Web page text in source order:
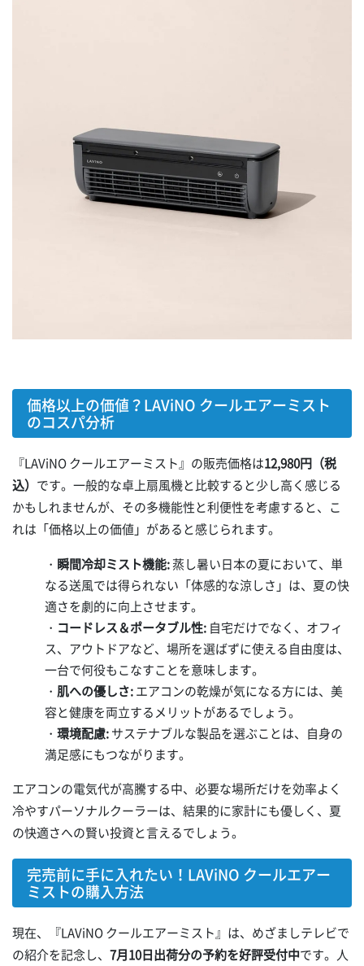
価格以上の価値？LAViNO クールエアーミスト
のコスパ分析
『LAViNO クールエアーミスト』の販売価格は12,980円（税
込） です。一般的な卓上扇風機と比較すると少し高く感じる
かもしれませんが、その多機能性と利便性を考慮すると、こ
れは「価格以上の価値」があると感じられます。
・ 瞬間冷却ミスト機能:蒸し暑い日本の夏において、単
なる送風では得られない「体感的な涼しさ」は、夏の快
適さを劇的に向上させます。
・ コードレス＆ポータブル性: 自宅だけでなく、オフィ
ス、アウトドアなど、場所を選ばずに使える自由度は、
一台で何役もこなすことを意味します。
・ 肌への優しさ:エアコンの乾燥が気になる方には、美
容と健康を両立するメリットがあるでしょう。
・ 環境配慮:サステナブルな製品を選ぶことは、自身の
満足感にもつながります。
エアコンの電気代が高騰する中、必要な場所だけを効率よく
冷やすパーソナルクーラーは、結果的に家計にも優しく、夏
の快適さへの賢い投資と言えるでしょう。
完売前に手に入れたい！LAViNO クールエアー
ミストの購入方法
現在、『LAViNO クールエアーミスト』は、めざましテレビで
の紹介を記念し、 7月10日出荷分の予約を好評受付中です。人